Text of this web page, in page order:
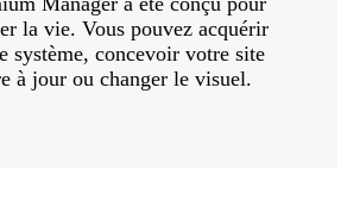
la vie. Vous pouvez acquérir
système, concevoir votre site
à jour ou changer le visuel.